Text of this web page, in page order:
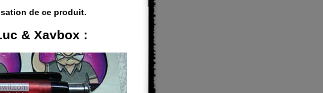
de ce produit.
& Xavbox :